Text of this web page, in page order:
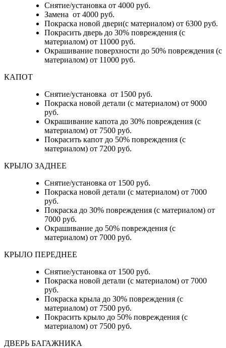
Снятие/установка от 4000 руб.
Замена от 4000 руб.
Покраска новой двери(с материалом) от 6300 руб.
Покрасить дверь до 30% повреждения (с
материалом) от 11000 руб.
Окрашивание поверхности до 50% повреждения (с
материалом) от 11000 руб.
КАПОТ
Снятие/установка от 1500 руб.
Покраска новой детали (с материалом) от 9000
руб.
Окрашивание капота до 30% повреждения (с
материалом) от 7500 руб.
Покрасить капот до 50% повреждения (с
материалом) от 7200 руб.
КРЫЛО ЗАДНЕЕ
Снятие/установка от 1500 руб.
Покраска новой детали (с материалом) от 7000
руб.
Покраска до 30% повреждения (с материалом) от
7000 руб.
Окрашивание до 50% повреждения (с
материалом) от 7000 руб.
КРЫЛО ПЕРЕДНЕЕ
Снятие/установка от 1500 руб.
Покраска новой детали (с материалом) от 7000
руб.
Покраска крыла до 30% повреждения (с
материалом) от 7500 руб.
Покрасить крыло до 50% повреждения (с
материалом) от 7500 руб.
ДВЕРЬ БАГАЖНИКА